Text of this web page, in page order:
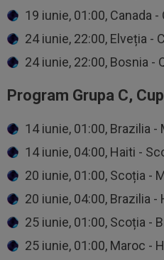
19 iunie, 01:00, Canada -
24 iunie, 22:00, Elveția -
24 iunie, 22:00, Bosnia -
Program Grupa C,
14 iunie, 01:00, Brazilia -
14 iunie, 04:00, Haiti -
20 iunie, 01:00, Scoția -
20 iunie, 04:00, Brazilia -
25 iunie, 01:00, Scoția -
25 iunie, 01:00, Maroc -